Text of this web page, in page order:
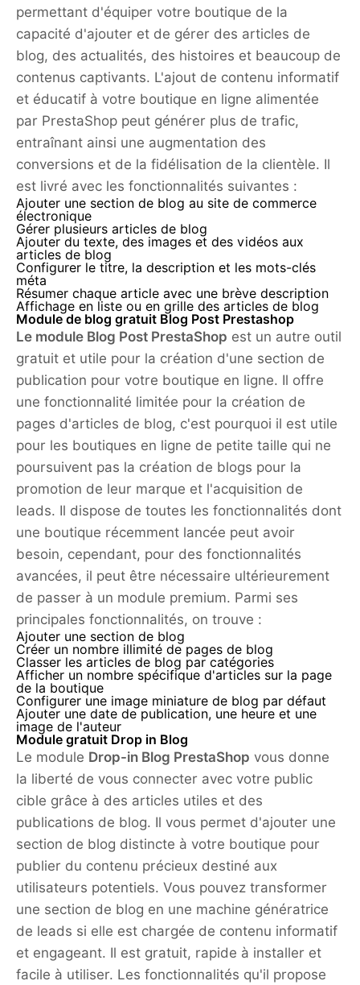
permettant d'équiper votre boutique de la
capacité d'ajouter et de gérer des articles de
blog, des actualités, des histoires et beaucoup de
contenus captivants. L'ajout de contenu informatif
et éducatif à votre boutique en ligne alimentée
par PrestaShop peut générer plus de trafic,
entraînant ainsi une augmentation des
conversions et de la fidélisation de la clientèle. Il
est livré avec les fonctionnalités suivantes :
Ajouter une section de blog au site de commerce
électronique
Gérer plusieurs articles de blog
Ajouter du texte, des images et des vidéos aux
articles de blog
Configurer le titre, la description et les mots-clés
méta
Résumer chaque article avec une brève description
Affichage en liste ou en grille des articles de blog
Module de blog gratuit Blog Post Prestashop
Le module Blog Post PrestaShop est un autre outil
gratuit et utile pour la création d'une section de
publication pour votre boutique en ligne. Il offre
une fonctionnalité limitée pour la création de
pages d'articles de blog, c'est pourquoi il est utile
pour les boutiques en ligne de petite taille qui ne
poursuivent pas la création de blogs pour la
promotion de leur marque et l'acquisition de
leads. Il dispose de toutes les fonctionnalités dont
une boutique récemment lancée peut avoir
besoin, cependant, pour des fonctionnalités
avancées, il peut être nécessaire ultérieurement
de passer à un module premium. Parmi ses
principales fonctionnalités, on trouve :
Ajouter une section de blog
Créer un nombre illimité de pages de blog
Classer les articles de blog par catégories
Afficher un nombre spécifique d'articles sur la page
de la boutique
Configurer une image miniature de blog par défaut
Ajouter une date de publication, une heure et une
image de l'auteur
Module gratuit Drop in Blog
Le module Drop-in Blog PrestaShop vous donne
la liberté de vous connecter avec votre public
cible grâce à des articles utiles et des
publications de blog. Il vous permet d'ajouter une
section de blog distincte à votre boutique pour
publier du contenu précieux destiné aux
utilisateurs potentiels. Vous pouvez transformer
une section de blog en une machine génératrice
de leads si elle est chargée de contenu informatif
et engageant. Il est gratuit, rapide à installer et
facile à utiliser. Les fonctionnalités qu'il propose